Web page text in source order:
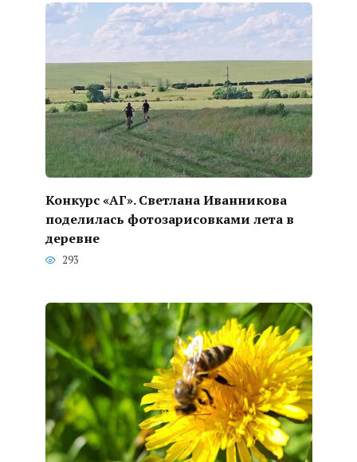
Конкурс «АГ». Светлана Иванникова
поделилась фотозарисовками лета в
деревне
293